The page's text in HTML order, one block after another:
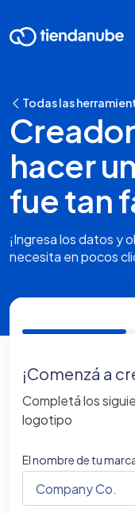
Todas las
hacer
fue tan
¡Ingresa los datos y
necesita en pocos